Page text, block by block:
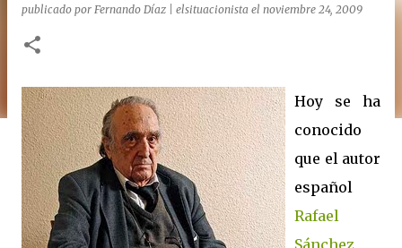
publicado por Fernando Díaz | elsituacionista el noviembre 24, 2009
Hoy se ha
conocido
que el autor
español
Rafael
Sánchez